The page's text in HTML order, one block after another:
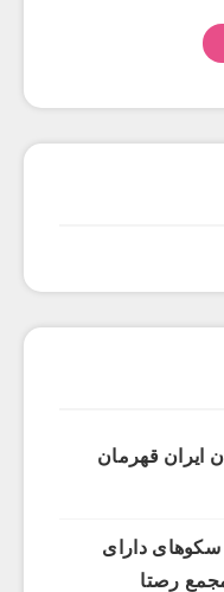
ایران قهرمان
دارای
رصتا